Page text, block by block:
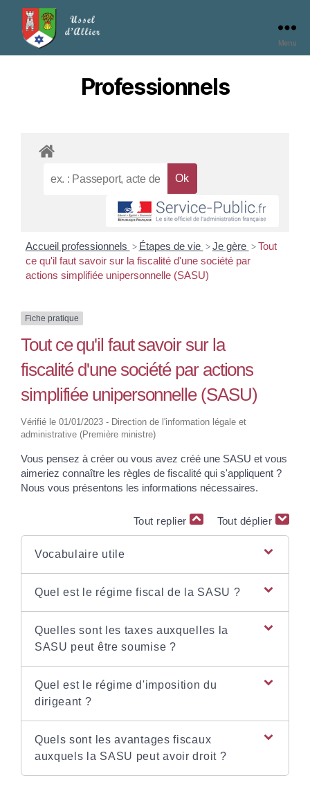
Menu
Professionnels
Accueil professionnels > Étapes de vie > Je gère > Tout
ce qu'il faut savoir sur la fiscalité d'une société par
actions simplifiée unipersonnelle (SASU)
Fiche pratique
Tout ce qu'il faut savoir sur la
fiscalité d'une société par actions
simplifiée unipersonnelle (SASU)
Vérifié le 01/01/2023 - Direction de l'information légale et
administrative (Première ministre)
Vous pensez à créer ou vous avez créé une SASU et vous
aimeriez connaître les règles de fiscalité qui s'appliquent ?
Nous vous présentons les informations nécessaires.
Tout replier Tout déplier
Vocabulaire utile
Quel est le régime fiscal de la SASU ?
Quelles sont les taxes auxquelles la
SASU peut être soumise ?
Quel est le régime d'imposition du
dirigeant ?
Quels sont les avantages fiscaux
auxquels la SASU peut avoir droit ?